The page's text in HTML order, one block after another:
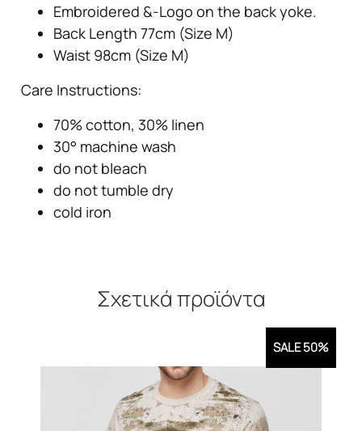
Embroidered &-Logo on the back yoke.
Back Length 77cm (Size M)
Waist 98cm (Size M)
Care Instructions:
70% cotton, 30% linen
30° machine wash
do not bleach
do not tumble dry
cold iron
Σχετικά προϊόντα
SALE 50%